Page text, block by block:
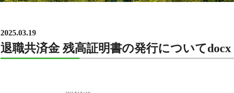
2025.03.19
退職共済金 残高証明書の発行についてdocx